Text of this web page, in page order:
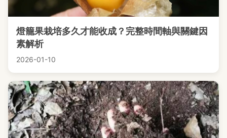
燈籠果栽培多久才能收成？完整時間軸與關鍵因
素解析
2026-01-10